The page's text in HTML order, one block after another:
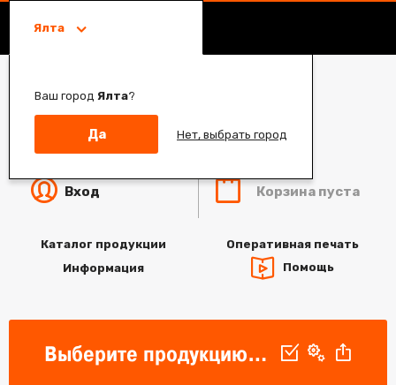
Ялта
Ваш город Ялта?
Да Нет, выбрать город
Корзина пуста
Вход
Каталог продукции
Оперативная печать
Информация
Помощь
Выберите продукцию для печати, параметры продукта и загрузите дизайн